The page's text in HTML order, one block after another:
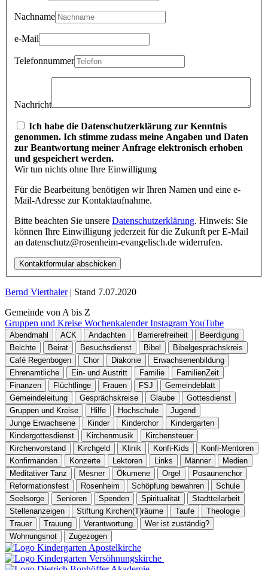
Nachname
e-Mail
Telefonnummer
Nachricht
Ich habe die Datenschutzerklärung zur Kenntnis
genommen. Ich stimme zudass meine Angaben und Daten
zur Beantwortung meiner Anfrage elektronisch erhoben
und gespeichert werden.
Wir tun nichts ohne Ihre Einwilligung
Für die Bearbeitung benötigen wir Ihren Namen und eine e-
Mail-Adresse zur Kontaktaufnahme.
Bitte beachten Sie unsere Datenschutzerklärung. Hinweis: Sie
können Ihre Einwilligung jederzeit für die Zukunft per E-Mail
an datenschutz@rosenheim-evangelisch.de widerrufen.
Bernd Vierthaler| Stand 7.07.2020
Gemeinde von A bis Z
Gruppen und Kreise WochenkalenderInstagramYouTube
Abendmahl ACK Andachten Barrierefreiheit
Beerdigung
Beichte
Beirat Besuchsdienst Bibel
Bibelgesprächskreis
Café Regenbogen
Chor Diakonie
Erwachsenenbildung
Ehrenamtliche
Ein- und Austritt Familie
FamilienZeit
Finanzen
Flüchtlinge Frauen FSJ
Gemeindeblatt
Gemeindeleitung
Gesprächskreise Glaube
Gottesdienst
Gruppen und Kreise
Hilfe Hochschule
Jugend
Junge Erwachsene
Kinder Kinderchor
Kindergarten
Kindergottesdienst
Kirchenmusik
Kirchensteuer
Kirchenvorstand
Kirchgeld Klinik Konfi-Kids
Konfi-Mentoren
Konfirmanden
Konzerte Lektoren Links Männer
Medien
Meditativer Tanz
Mesner Ökumene Orgel
Posaunenchor
Reformationsfest
Rosenheim Schöpfung bewahren
Schule
Seelsorge
Senioren Spenden Spiritualität
Stadtteilarbeit
Stellenanzeigen
Stiftung Kirchen(T)räume Taufe
Theologie
Trauer
Trauung Verantwortung
Wer ist zuständig?
Wohnungsnot
Zugezogen